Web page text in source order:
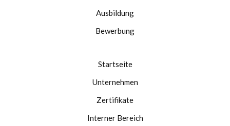
Ausbildung
Bewerbung
Startseite
Unternehmen
Zertifikate
Interner Bereich